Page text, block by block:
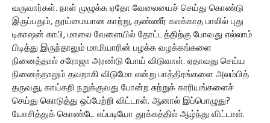
வருவார்கள். நாள் முழுக்க ஏதோ வேலையைச் செய்து கொண்டு
இருப்பதும், தூய்மையான காற்று, தண்ணீர் கலக்காத பாலில் புது
டிகாஷன் காபி, மாலை வேளையில் தோட்டத்திற்கு போவது எல்லாம்
பிடித்து இருந்தாலும் மாமியாரின் பழக்க வழக்கங்களை
நினைத்தால் சரோஜா அரண்டு போய் விடுவாள். ஏதாவது செய்ய
நினைத்தாலும் தவறாகி விடுமோ என்று பாத்திரங்களை அலம்பித்
தருவது, காய்கறி நறுக்குவது போன்ற சுற்றுக் காரியங்களைச்
செய்து கொடுத்து ஒப்பேற்றி விட்டாள். ஆனால் இப்பொழுது?
யோசித்துக் கொண்டே எப்படியோ தூக்கத்தில் ஆழ்ந்து விட்டாள்.